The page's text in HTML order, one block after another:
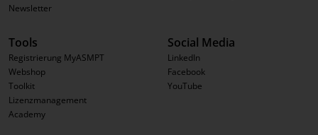
Newsletter
Tools
Registrierung MyASMPT
Webshop
Toolkit
Lizenzmanagement
Academy
Social Media
LinkedIn
Facebook
YouTube